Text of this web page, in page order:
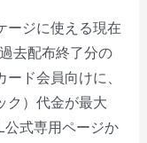
ージに使える現在
去配布終了分の
ド会員向けに、
ク）代金が最大
式専用ページか